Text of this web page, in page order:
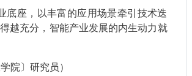
座，以丰富的应用场景牵引技术迭
越充分，智能产业发展的内生动力就
院〕研究员）